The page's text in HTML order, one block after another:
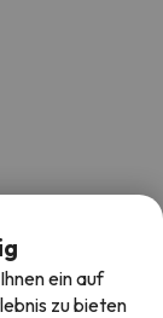
ein auf
zu bieten